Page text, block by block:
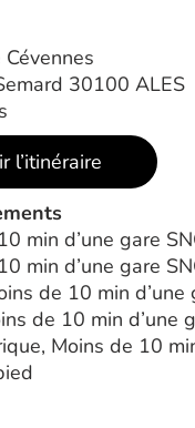
30100 ALES
l’itinéraire
min d’une gare
min d’une gare
de 10 min d’une
de 10 min d’une
Moins de 10